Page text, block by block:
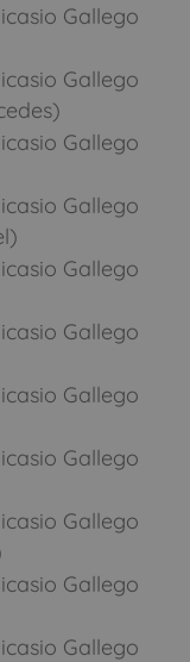
Gallego
Gallego
Gallego
Gallego
Gallego
Gallego
Gallego
Gallego
Gallego
Gallego
Gallego